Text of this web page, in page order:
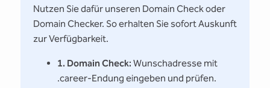
Nutzen Sie dafür unseren Domain Check oder
Domain Checker. So erhalten Sie sofort Auskunft
zur Verfügbarkeit.
1. Domain Check: Wunschadresse mit
.career-Endung eingeben und prüfen.